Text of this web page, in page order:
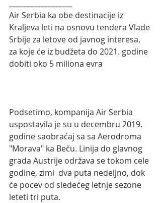
Air Serbia ka obe destinacije iz
Kraljeva leti na osnovu tendera Vlade
Srbije za letove od javnog interesa,
za koje će iz budžeta do 2021. godine
dobiti oko 5 miliona evra
Podsetimo, kompanija Air Serbia
uspostavila je su u decembru 2019.
godine saobraćaj sa sa Aerodroma
"Morava" ka Beču. Linija do glavnog
grada Austrije održava se tokom cele
godine, zimi  dva puta nedeljno, dok
će pocev od sledećeg letnje sezone
leteti tri puta.